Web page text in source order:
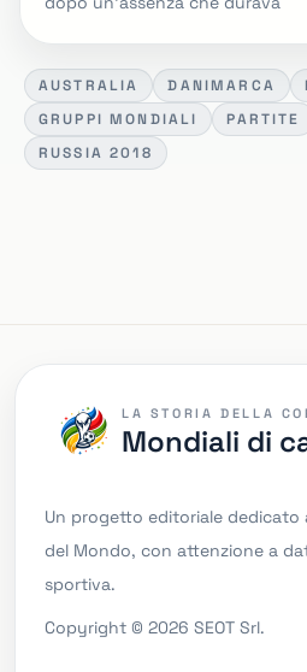
AUSTRALIA DANIMARCA
GRUPPI MONDIALI
PARTITE
RUSSIA 2018
LA STORIA DELLA
Mondiali di
Un progetto editoriale dedicato
del Mondo, con attenzione a
sportiva.
Copyright © 2026 SEOT Srl.